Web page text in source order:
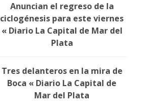
Anuncian el regreso de la
ciclogénesis para este viernes
« Diario La Capital de Mar del
Plata
Tres delanteros en la mira de
Boca « Diario La Capital de
Mar del Plata